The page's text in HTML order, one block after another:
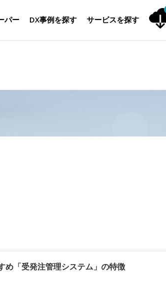
パー DX事例を探す サービスを探す
め「受発注管理システム」の特徴